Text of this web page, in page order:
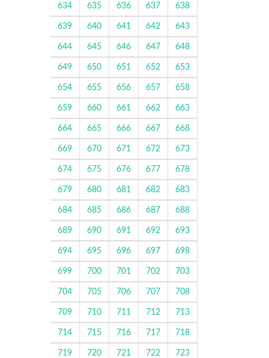
634 635 636 637 638
639 640 641 642 643
644 645 646 647 648
649 650 651 652 653
654 655 656 657 658
659 660 661 662 663
664 665 666 667 668
669 670 671 672 673
674 675 676 677 678
679 680 681 682 683
684 685 686 687 688
689 690 691 692 693
694 695 696 697 698
699 700 701 702 703
704 705 706 707 708
709 710 711 712 713
714 715 716 717 718
719 720 721 722 723